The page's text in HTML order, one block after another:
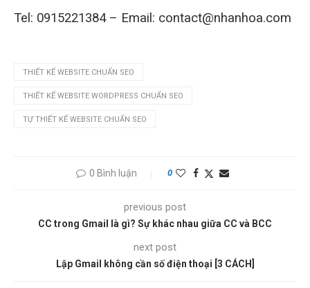
Tel: 0915221384 – Email: contact@nhanhoa.com
THIẾT KẾ WEBSITE CHUẨN SEO
THIẾT KẾ WEBSITE WORDPRESS CHUẨN SEO
TỰ THIẾT KẾ WEBSITE CHUẨN SEO
0 Bình luận 0
previous post
CC trong Gmail là gì? Sự khác nhau giữa CC và BCC
next post
Lập Gmail không cần số điện thoại [3 CÁCH]